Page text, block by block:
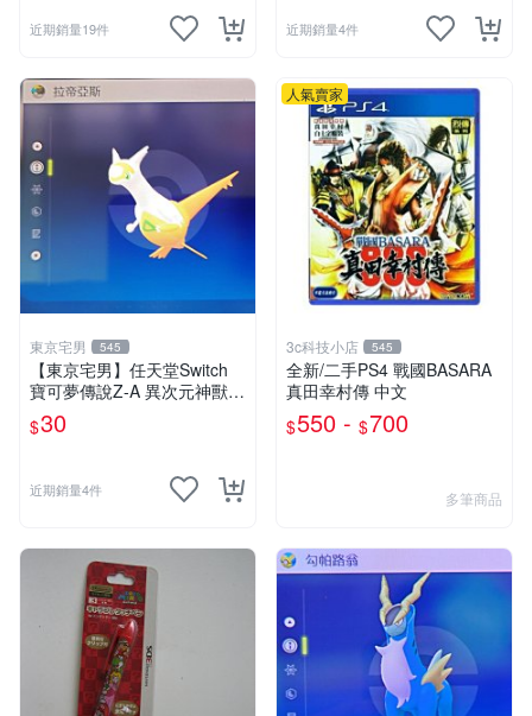
近期銷量19件 近期銷量4件
東京宅男 545
【東京宅男】任天堂Switch
寶可夢傳說Z-A 異次元神獸
色違 拉帝亞斯
$30
近期銷量4件
人氣賣家
3c科技小店 545
全新/二手PS4 戰國BASARA
真田幸村傳 中文
$550 - $700
多筆商品